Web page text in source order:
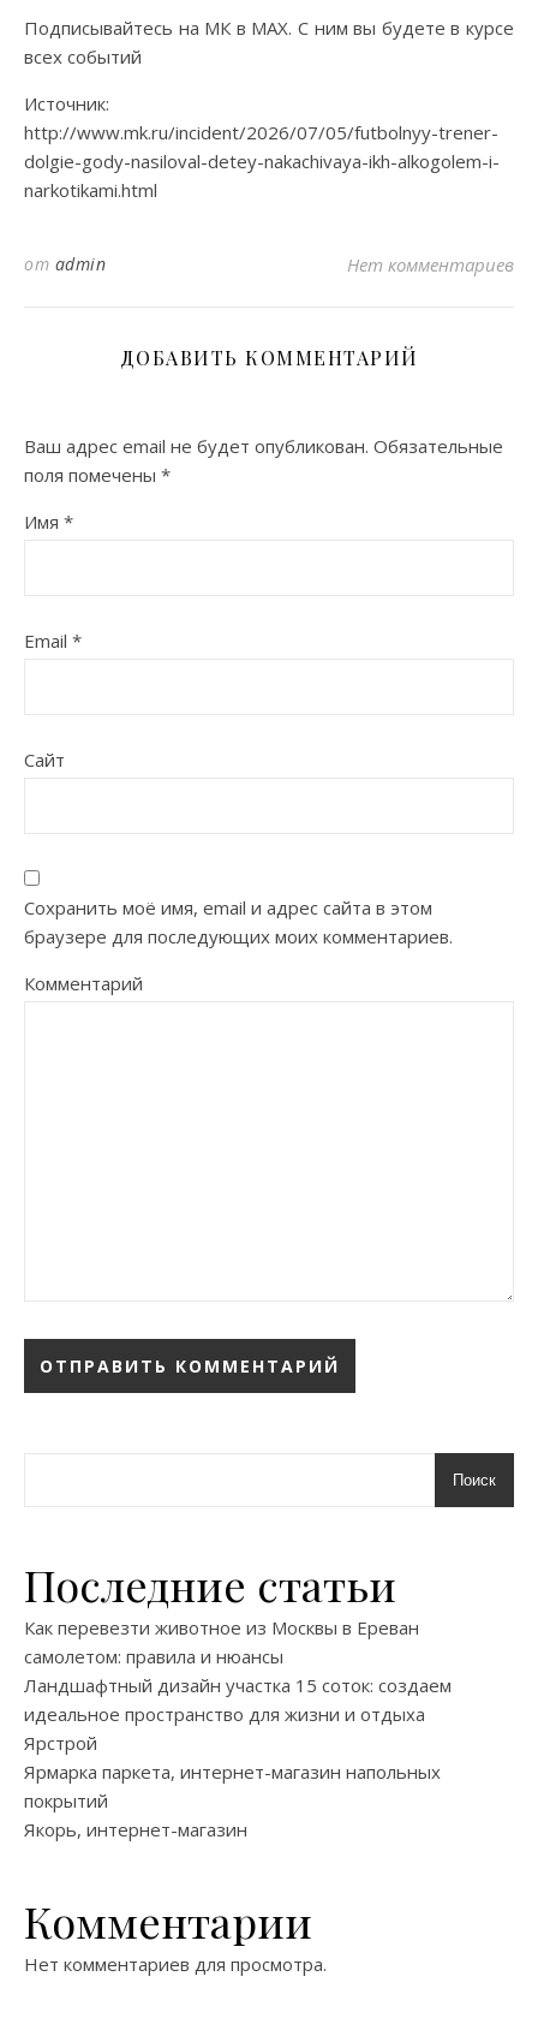
Подписывайтесь на МК в МАХ. С ним вы будете в курсе
всех событий
Источник:
http://www.mk.ru/incident/2026/07/05/futbolnyy-trener-
dolgie-gody-nasiloval-detey-nakachivaya-ikh-alkogolem-i-
narkotikami.html
от admin Нет комментариев
ДОБАВИТЬ КОММЕНТАРИЙ
Ваш адрес email не будет опубликован. Обязательные
поля помечены *
Имя *
Email *
Сайт
Сохранить моё имя, email и адрес сайта в этом
браузере для последующих моих комментариев.
Комментарий
Поиск
Последние статьи
Как перевезти животное из Москвы в Ереван
самолетом: правила и нюансы
Ландшафтный дизайн участка 15 соток: создаем
идеальное пространство для жизни и отдыха
Ярстрой
Ярмарка паркета, интернет-магазин напольных
покрытий
Якорь, интернет-магазин
Комментарии
Нет комментариев для просмотра.